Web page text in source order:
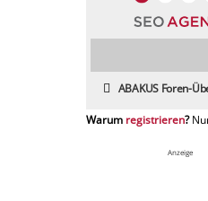
ABAKUS Foren-
registrieren
Anzeige